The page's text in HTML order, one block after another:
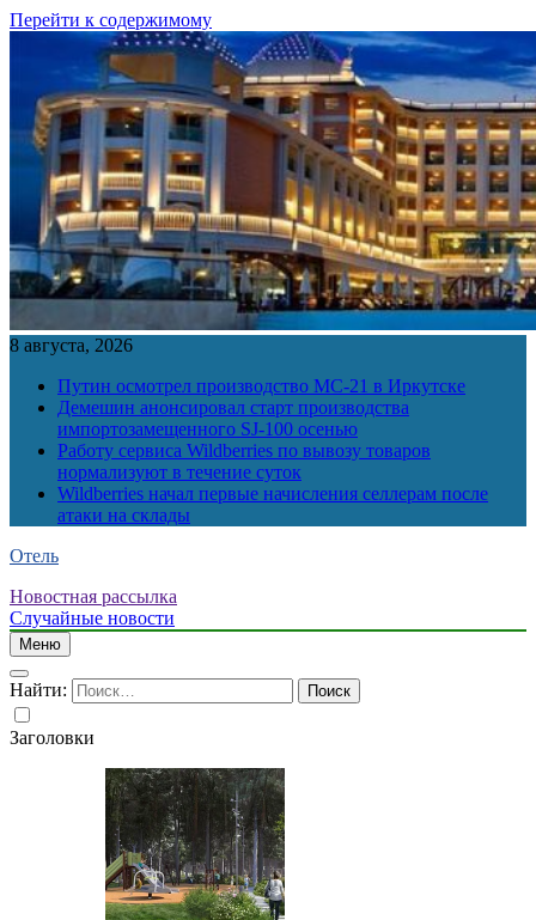
Перейти к содержимому
8 августа, 2026
Путин осмотрел производство МС-21 в Иркутске
Демешин анонсировал старт производства
импортозамещенного SJ-100 осенью
Работу сервиса Wildberries по вывозу товаров
нормализуют в течение суток
Wildberries начал первые начисления селлерам после
атаки на склады
Отель
Новостная рассылка
Случайные новости
Меню
Найти:
Заголовки